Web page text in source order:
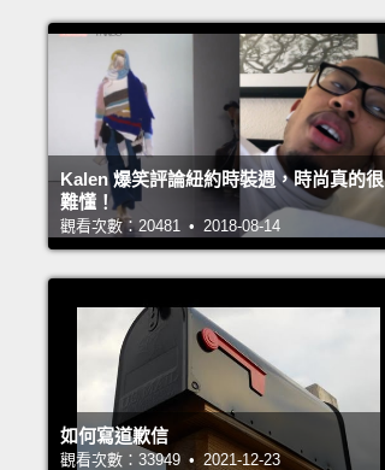
Kalen 爆笑評論紐約時裝週，時尚真的很
難懂！
觀看次數：20481 • 2018-08-14
如何寫道歉信
觀看次數：33949 • 2021-12-23